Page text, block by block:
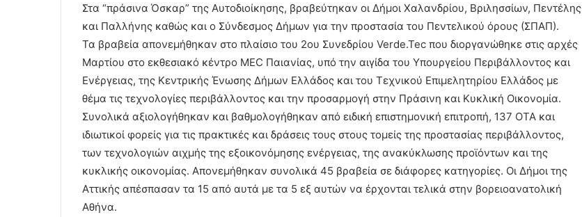
Στα “πράσινα Όσκαρ” της Αυτοδιοίκησης, βραβεύτηκαν οι Δήμοι Χαλανδρίου, Βριλησσίων, Πεντέλης
και Παλλήνης καθώς και ο Σύνδεσμος Δήμων για την προστασία του Πεντελικού όρους (ΣΠΑΠ).
Τα βραβεία απονεμήθηκαν στο πλαίσιο του 2ου Συνεδρίου Verde.Tec που διοργανώθηκε στις αρχές
Μαρτίου στο εκθεσιακό κέντρο MEC Παιανίας, υπό την αιγίδα του Υπουργείου Περιβάλλοντος και
Ενέργειας, της Κεντρικής Ένωσης Δήμων Ελλάδος και του Τεχνικού Επιμελητηρίου Ελλάδος με
θέμα τις τεχνολογίες περιβάλλοντος και την προσαρμογή στην Πράσινη και Κυκλική Οικονομία.
Συνολικά αξιολογήθηκαν και βαθμολογήθηκαν από ειδική επιστημονική επιτροπή, 137 ΟΤΑ και
ιδιωτικοί φορείς για τις πρακτικές και δράσεις τους στους τομείς της προστασίας περιβάλλοντος,
των τεχνολογιών αιχμής της εξοικονόμησης ενέργειας, της ανακύκλωσης προϊόντων και της
κυκλικής οικονομίας. Απονεμήθηκαν συνολικά 45 βραβεία σε διάφορες κατηγορίες. Οι Δήμοι της
Αττικής απέσπασαν τα 15 από αυτά με τα 5 εξ αυτών να έρχονται τελικά στην βορειοανατολική
Αθήνα.